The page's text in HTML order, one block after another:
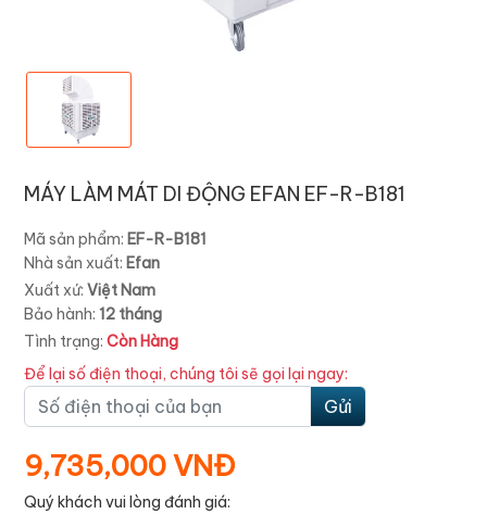
MÁY LÀM MÁT DI ĐỘNG EFAN EF-R-B181
Mã sản phẩm: EF-R-B181
Nhà sản xuất: Efan
Xuất xứ: Việt Nam
Bảo hành: 12 tháng
Tình trạng: Còn Hàng
Để lại số điện thoại, chúng tôi sẽ gọi lại ngay:
Gửi
9,735,000 VNĐ
Quý khách vui lòng đánh giá: